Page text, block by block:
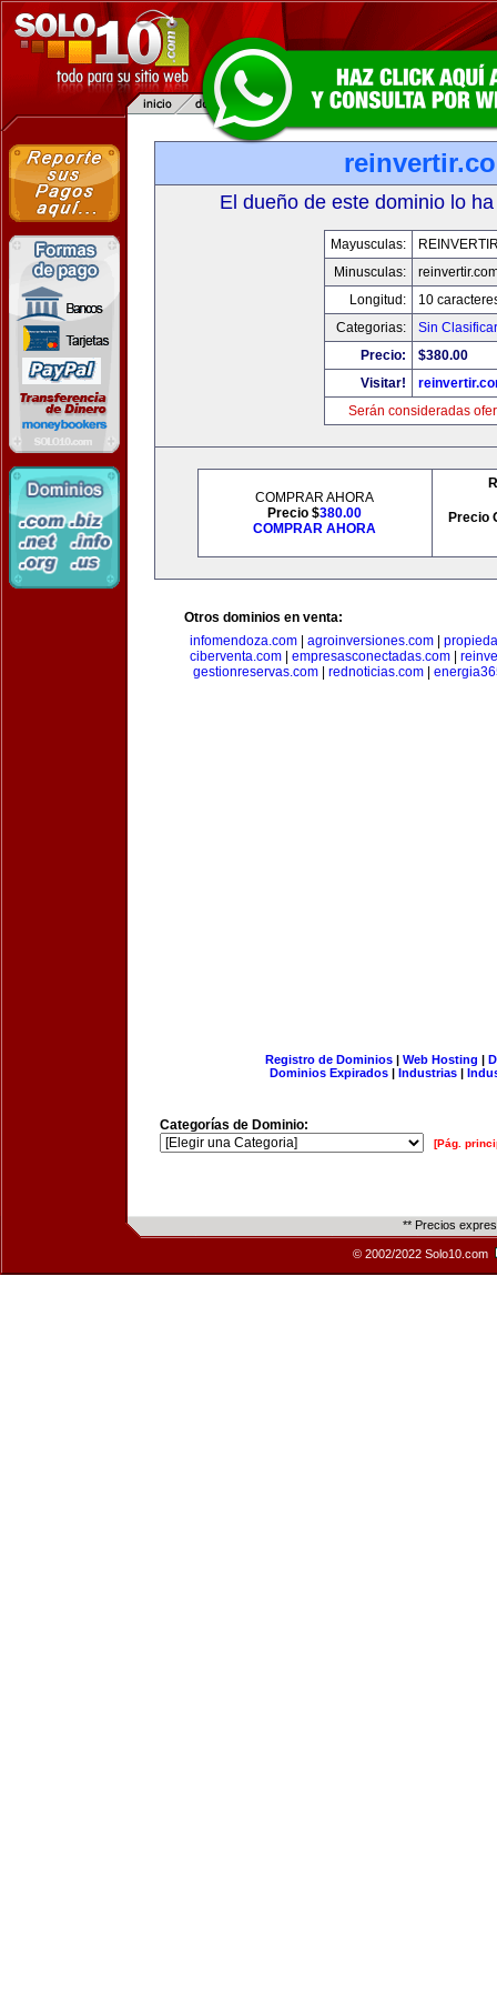
El dueño de este dominio lo
Mayusculas:
Minusculas:
Longitud:
10
Categorias:
Sin Clasificar
Precio:
$380.00
Visitar!
Serán consideradas
COMPRAR AHORA
Precio $380.00
COMPRAR AHORA
Precio
Otros dominios en venta:
infomendoza.com
agroinversiones.com
ciberventa.com| empresasconectadas.com|
gestionreservas.com| rednoticias.com|
Registro de Dominios| Web Hosting |
Dominios Expirados | Industrias |
Categorías de Dominio:
[Pág.
** Precios
© 2002/2022 Solo10.com